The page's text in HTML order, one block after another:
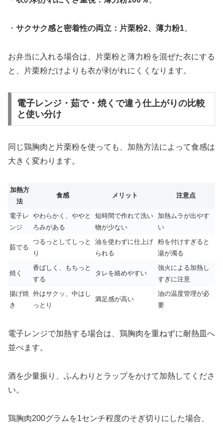
・ サクサク感と密着性の両立：片栗粉2、薄力粉1。
お弁当に入れる場合は、片栗粉と薄力粉を混ぜた衣にする
と、片栗粉だけよりも衣が剥がれにくくなります。
電子レンジ・茹で・焼くで違う仕上がりの比較
と使い分け
同じ鶏胸肉と片栗粉を使っても、加熱方法によって食感は
大きく変わります。
加熱方
法
食感 メリット 注意点
電子レ
ンジ
やわらかく、ややと
ろみがある
短時間で作れて洗い
物が少ない
加熱ムラが出やす
い
茹でる
つるっとしてしっと
り
油を使わずに仕上げ
られる
粉を付けすぎると
湯が濁る
焼く
香ばしく、もちっと
する
タレを絡めやすい
強火による加熱し
すぎに注意
揚げ焼
き
外はサクッ、中はし
っとり
満足感が高い
油の温度管理が必
要
電子レンジで加熱する場合は、鶏胸肉を重ねずに耐熱皿へ
並べます。
酒を少量振り、ふんわりとラップをかけて加熱してくださ
い。
鶏胸肉200グラムを1センチ程度のそぎ切りにした場合、